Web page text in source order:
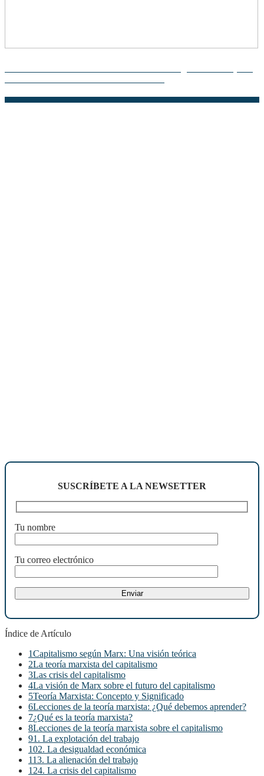
SUSCRÍBETE A LA NEWSETTER
Tu nombre
Tu correo electrónico
Índice de Artículo
1Capitalismo según Marx: Una visión teórica
2La teoría marxista del capitalismo
3Las crisis del capitalismo
4La visión de Marx sobre el futuro del capitalismo
5Teoría Marxista: Concepto y Significado
6Lecciones de la teoría marxista: ¿Qué debemos aprender?
7¿Qué es la teoría marxista?
8Lecciones de la teoría marxista sobre el capitalismo
91. La explotación del trabajo
102. La desigualdad económica
113. La alienación del trabajo
124. La crisis del capitalismo